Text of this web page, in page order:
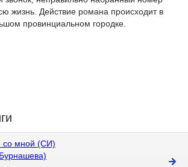
жизнь. Действие романа происходит в
провинциальном городке.
со мной (СИ)